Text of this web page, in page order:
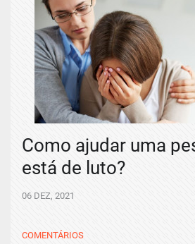
Como ajudar uma
está de luto?
06 DEZ, 2021
COMENTÁRIOS